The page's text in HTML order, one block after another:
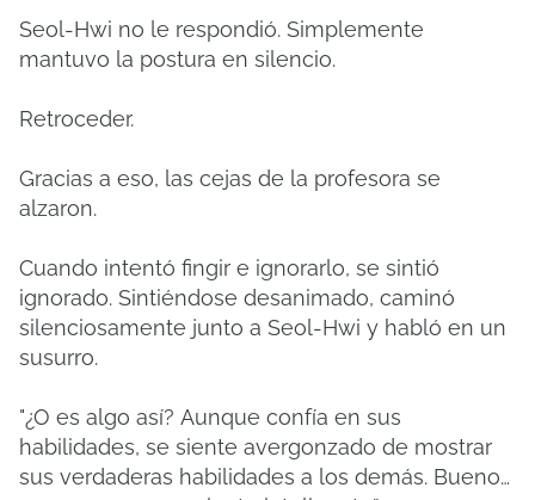
Seol-Hwi no le respondió. Simplemente
mantuvo la postura en silencio.
Retroceder.
Gracias a eso, las cejas de la profesora se
alzaron.
Cuando intentó fingir e ignorarlo, se sintió
ignorado. Sintiéndose desanimado, caminó
silenciosamente junto a Seol-Hwi y habló en un
susurro.
"¿O es algo así? Aunque confía en sus
habilidades, se siente avergonzado de mostrar
sus verdaderas habilidades a los demás. Bueno…